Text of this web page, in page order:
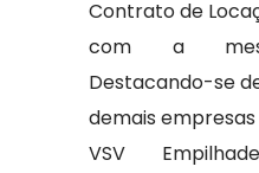
Contrato de
com a
Destacando-se
demais empresas
VSV